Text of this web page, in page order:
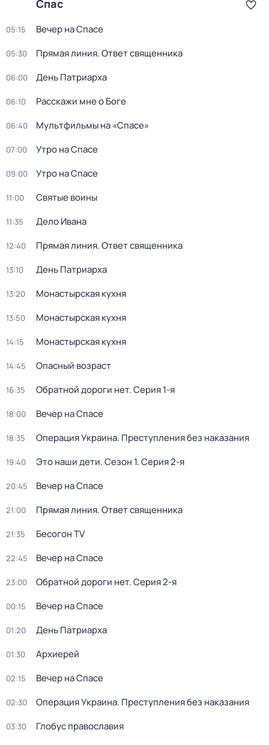
Спас
05:15 Вечер на Спасе
05:30 Прямая линия. Ответ священника
06:00 День Патриарха
06:10 Расскажи мне о Боге
06:40 Мультфильмы на «Спасе»
07:00 Утро на Спасе
09:00 Утро на Спасе
11:00 Святые воины
11:35 Дело Ивана
12:40 Прямая линия. Ответ священника
13:10 День Патриарха
13:20 Монастырская кухня
13:50 Монастырская кухня
14:15 Монастырская кухня
14:45 Опасный возраст
16:35 Обратной дороги нет. Серия 1-я
18:00 Вечер на Спасе
18:35 Операция Украина. Преступления без наказания
19:40 Это наши дети. Сезон 1. Серия 2-я
20:45 Вечер на Спасе
21:00 Прямая линия. Ответ священника
21:35 Бесогон TV
22:45 Вечер на Спасе
23:00 Обратной дороги нет. Серия 2-я
00:15 Вечер на Спасе
01:20 День Патриарха
01:30 Архиерей
02:15 Вечер на Спасе
02:30 Операция Украина. Преступления без наказания
03:30
Глобус православия